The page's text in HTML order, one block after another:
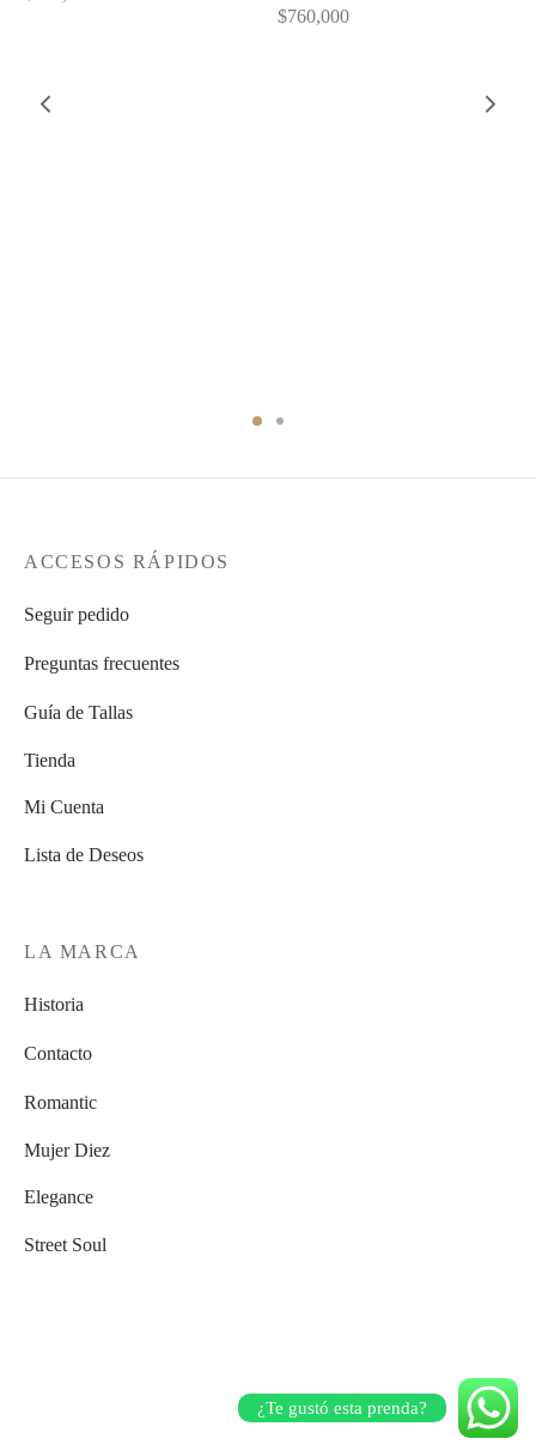
$760,000
ACCESOS RÁPIDOS
Seguir pedido
Preguntas frecuentes
Guía de Tallas
Tienda
Mi Cuenta
Lista de Deseos
LA MARCA
Historia
Contacto
Romantic
Mujer Diez
Elegance
Street Soul
¿Te gustó esta prenda?